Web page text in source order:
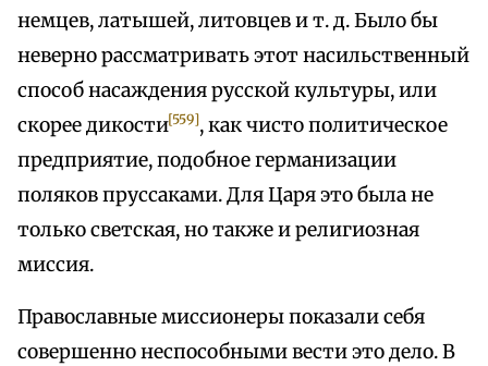
немцев, латышей, литовцев и т. д. Было бы
неверно рассматривать этот насильственный
способ насаждения русской культуры, или
скорее дикости[559], как чисто политическое
предприятие, подобное германизации
поляков пруссаками. Для Царя это была не
только светская, но также и религиозная
миссия.
Православные миссионеры показали себя
совершенно неспособными вести это дело. В